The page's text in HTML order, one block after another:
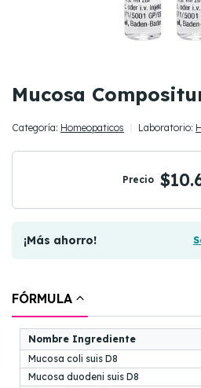
Mucosa
Categoría: Homeopaticos Laboratorio:
Precio
¡Más ahorro!
FÓRMULA
Nombre Ingrediente
Mucosa coli suis D8
Mucosa duodeni suis D8